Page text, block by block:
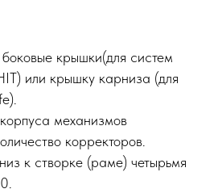
крышки(для систем
или крышку карниза (для
механизмов
корректоров.
к створке (раме) четырьмя